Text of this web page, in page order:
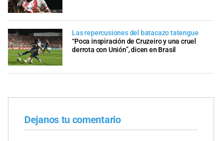
Las repercusiones del batacazo tatengue
“Poca inspiración de Cruzeiro y una cruel
derrota con Unión”, dicen en Brasil
Dejanos tu comentario